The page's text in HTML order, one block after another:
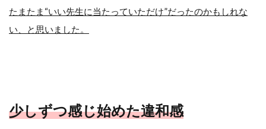
たまたま“いい先生に当たっていただけ”だったのかもしれな
い、と思いました。
少しずつ感じ始めた違和感